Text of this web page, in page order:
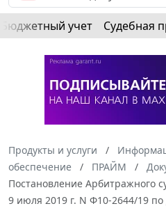
Бюджетный учет Судебная
Продукты и услуги
обеспечение
ПРАЙМ
Постановление Арбитражного
9 июля 2019 г. N Ф10-2644/19